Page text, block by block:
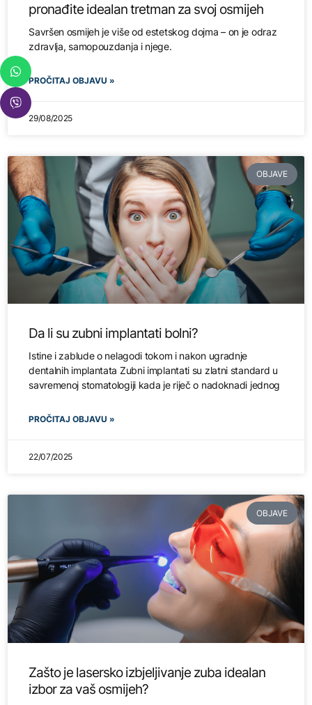
pronađite idealan tretman za svoj osmijeh
Savršen osmijeh je više od estetskog dojma – on je odraz
zdravlja, samopouzdanja i njege.
PROČITAJ OBJAVU »
29/08/2025
OBJAVE
Da li su zubni implantati bolni?
Istine i zablude o nelagodi tokom i nakon ugradnje
dentalnih implantata Zubni implantati su zlatni standard u
savremenoj stomatologiji kada je riječ o nadoknadi jednog
PROČITAJ OBJAVU »
22/07/2025
OBJAVE
Zašto je lasersko izbjeljivanje zuba idealan
izbor za vaš osmijeh?